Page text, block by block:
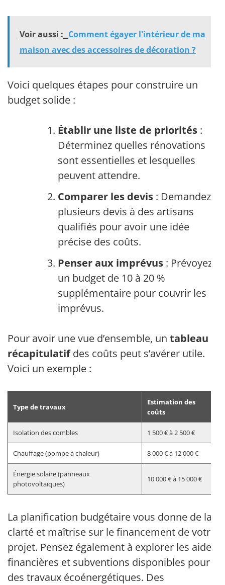
Voir aussi : Comment égayer l'intérieur de ma
maison avec des accessoires de décoration ?
Voici quelques étapes pour construire un
budget solide :
Établir une liste de priorités :
Déterminez quelles rénovations
sont essentielles et lesquelles
peuvent attendre.
Comparer les devis : Demandez
plusieurs devis à des artisans
qualifiés pour avoir une idée
précise des coûts.
Penser aux imprévus : Prévoyez
un budget de 10 à 20 %
supplémentaire pour couvrir les
imprévus.
Pour avoir une vue d’ensemble, un tableau
récapitulatifdes coûts peut s’avérer utile.
Voici un exemple :
Type de travaux
Estimation des
coûts
Isolation des combles 1 500 € à 2 500 €
Chauffage (pompe à chaleur) 8 000 € à 12 000 €
Énergie solaire (panneaux
photovoltaïques)
10 000 € à 15 000 €
La planification budgétaire vous donne de la
clarté et maîtrise sur le financement de votre
projet. Pensez également à explorer les aides
financières et subventions disponibles pour
des travaux écoénergétiques. Des